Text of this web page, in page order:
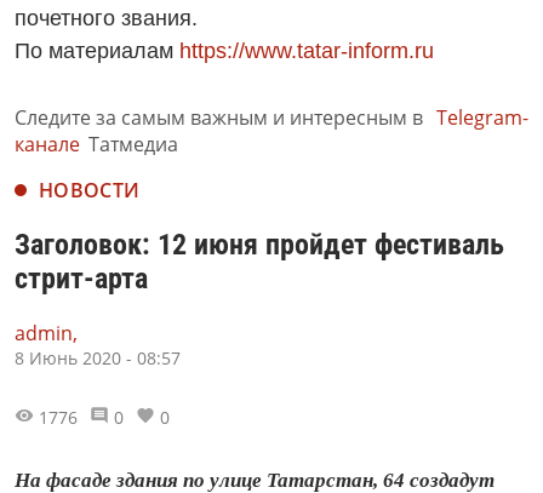
почетного звания.
По материалам https://www.tatar-inform.ru
Следите за самым важным и интересным в Telegram-
канале Татмедиа
НОВОСТИ
Заголовок: 12 июня пройдет фестиваль
стрит-арта
admin,
8 Июнь 2020 - 08:57
1776 0 0
На фасаде здания по улице Татарстан, 64 создадут